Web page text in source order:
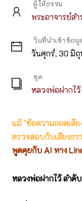
ผู้ให้ธรรม
พระอาจารย์ส
วันที่นำเข้าข้อมูล
วันศุกร์, 30 มิ
ชุด
หลวงพ่อฝากไว้
แม้ "ข้อความถอดเสี
ตรวจสอบกับเสียงธ
พูดคุยกับ AI ทาง
หลวงพ่อฝากไว้ลำดั